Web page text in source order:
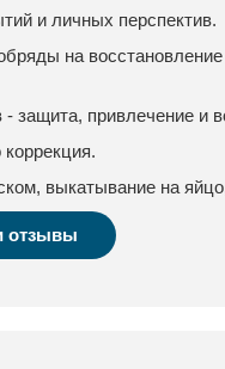
и личных перспектив.
на
- защита, привлечение и
коррекция.
выкатывание на
отзывы